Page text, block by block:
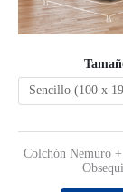
Colchón Nemuro